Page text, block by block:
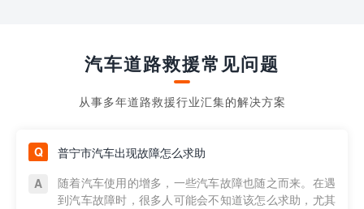
汽车道路救援常见问题
从事多年道路救援行业汇集的解决方案
普宁市汽车出现故障怎么求助
随着汽车使用的增多，一些汽车故障也随之而来。在遇
到汽车故障时，很多人可能会不知道该怎么求助，尤其